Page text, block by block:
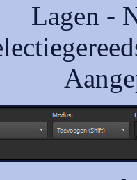
Lagen -